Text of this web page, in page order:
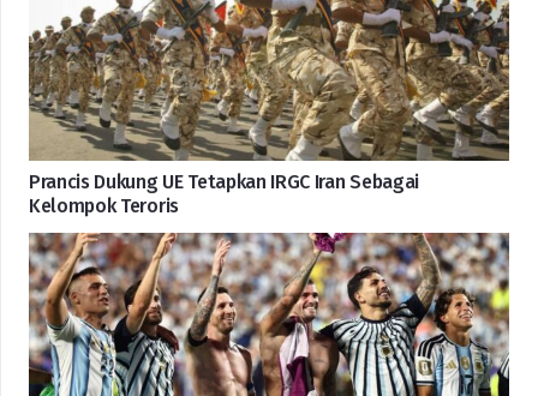
Prancis Dukung UE Tetapkan IRGC Iran Sebagai
Kelompok Teroris